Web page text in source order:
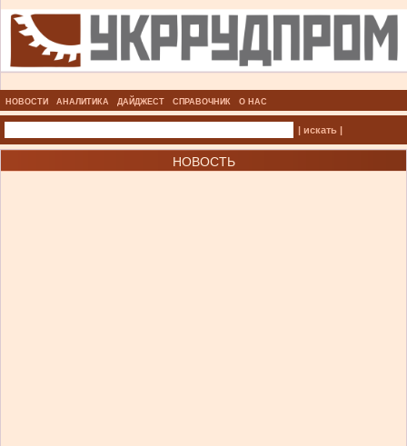
НОВОСТИ АНАЛИТИКА ДАЙДЖЕСТ СПРАВОЧНИК О НАС
| искать |
НОВОСТЬ